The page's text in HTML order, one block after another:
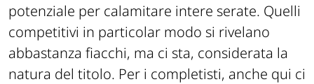
potenziale per calamitare intere serate. Quelli
competitivi in particolar modo si rivelano
abbastanza fiacchi, ma ci sta, considerata la
natura del titolo. Per i completisti, anche qui ci